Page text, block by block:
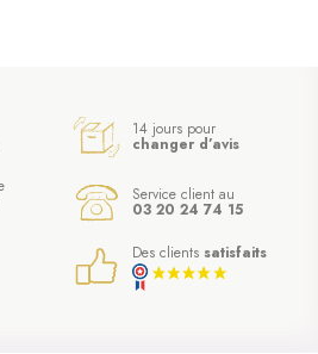
catholique
était à l’origine unecouronne de fleurs
nom. Au Moyen Âge, les statues de la
chaque rose représentant une
14 jours pour
changer d’avis
Service client au
03 20 24 74 15
Des clients satisfaits